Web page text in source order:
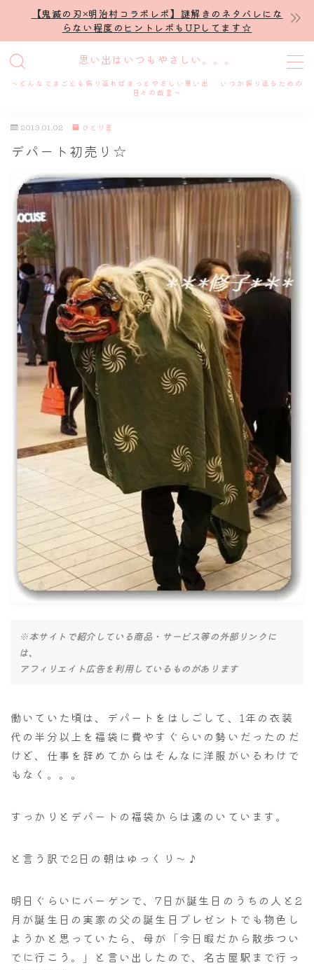
【鬼滅の刃×明治村コラボレポ】謎解きのネタバレにな
らない程度のヒントレポもUPしてます☆
思い出はいつもやさしい。。。
～どんなできごとも振り返ればきっとやさしい思い出 いつか振り返るための
日々の戯言～
MENU
プロフィール
謎解き
ホテル滞在記
舞台・ライブ
名古屋
ナナちゃん人形
2013.01.02 ひとり言
デパート初売り☆
※本サイトで紹介している商品・サービス等の外部リンクに
は、
アフィリエイト広告を利用しているものがあります
働いていた頃は、デパートをはしごして、1年の衣装
代の半分以上を福袋に費やすぐらいの勢いだったのだ
けど、仕事を辞めてからはそんなに洋服がいるわけで
もなく。。。
すっかりとデパートの福袋からは遠のいています。
と言う訳で2日の朝はゆっくり～♪
明日ぐらいにバーゲンで、7日が誕生日のうちの人と2
月が誕生日の実家の父の誕生日プレゼントでも物色し
ようかと思っていたら、母が「今日暇だから散歩つい
でに行こう。」と言い出したので、名古屋駅まで行っ